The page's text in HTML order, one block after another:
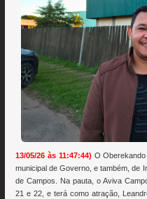
13/05/26 às 11:47:44) O
municipal de Governo, e também, de
de Campos. Na pauta, o Aviva
21 e 22, e terá como atração,